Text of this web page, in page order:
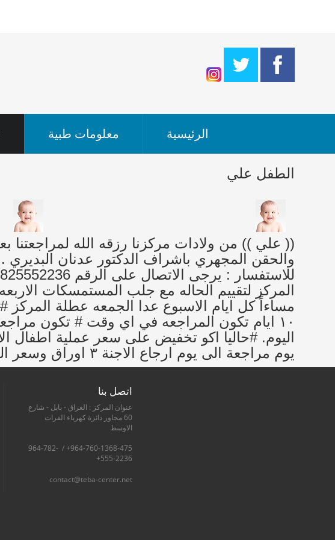
معلومات طبية الرئيسية
الطفل علي
يوم مراجعة الى يوم ارجاع الاجنة ٣ اوراق وسعر العلاج من ٩٠٠ الى مليون ونص حسب الاستجابة ممكن يزيد وممكن يقل .
اتصل بنا
عنوان المركز : العراق - بابل - شارع
60 مجاور دائرة كهرباء الفرات
الاوسط
964-760-1368-475+ / 964-782-
555-2236+
contact@teba-center.net